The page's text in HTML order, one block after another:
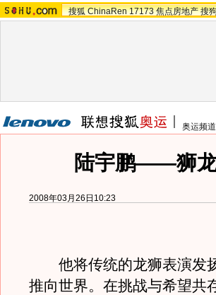
搜狐 ChinaRen 17173 焦点房地产 搜
奥运频
陆宇鹏——狮
2008年03月26日10:23
他将传统的龙狮表演发
推向世界。在挑战与希望共